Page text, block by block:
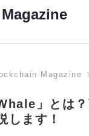
Magazine
」とは
します！